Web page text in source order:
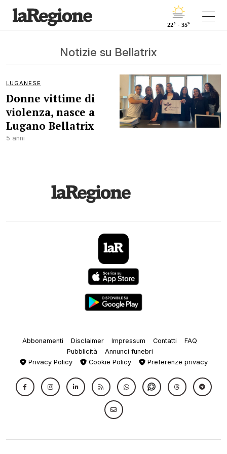
22° - 35°
Notizie su Bellatrix
LUGANESE
Donne vittime di
violenza, nasce a
Lugano Bellatrix
5 anni
Abbonamenti Disclaimer Impressum Contatti
FAQ
Pubblicità
Annunci funebri
Privacy Policy
Cookie Policy Preferenze privacy